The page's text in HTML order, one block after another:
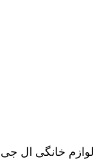
لوازم خانگی ال